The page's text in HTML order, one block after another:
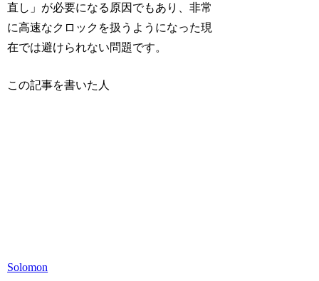
直し」が必要になる原因でもあり、非常
に高速なクロックを扱うようになった現
在では避けられない問題です。
この記事を書いた人
Solomon